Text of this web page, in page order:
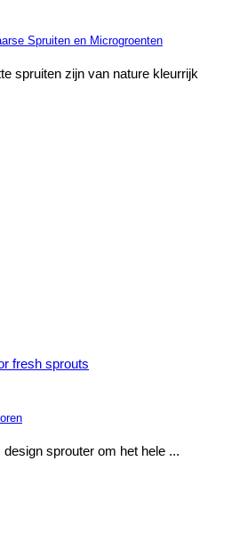
Spruiten en Microgroenten
spruiten zijn van nature kleurrijk
sprouter om het hele ...